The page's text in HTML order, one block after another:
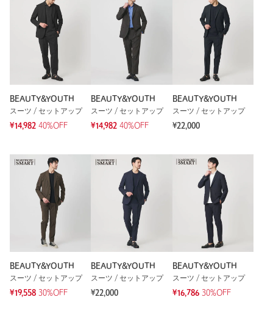
品名：byS LANATEC JKT/1P EASY 品番：12231040066
商品詳細
注文キャンセル 対象商品
裾上げ
対象商品
タイプ MEN
カテゴリー
ジャケット / スーツ / セット
|
スーツ / セットア
ップ
S M L XL
ジャケット； 表生地；POLYESTER100％ 裏生地；
POLYESTER100％ パンツ； POLYESTER100％
洗濯表示 手洗い可・ドライクリーニング 洗濯表示について
中国製
普段の着用サイズ：
21人が参考になったと回答
参考になった
※レビューは、個人の主観による感想・体感によるもので、商品の効果や性
能を保証するものではありません。
もっと見る
BEAUTY&YOUTH
スーツ / セットアップ
¥14,982 40%OFF
BEAUTY&YOUTH
スーツ / セットアップ
¥14,982 40%OFF
BEAUTY&YOUTH
スーツ / セットアップ
¥22,000
BEAUTY&YOUTH
スーツ / セットアップ
¥19,558 30%OFF
BEAUTY&YOUTH
スーツ / セットアップ
¥22,000
BEAUTY&YOUTH
スーツ / セットアップ
¥16,786 30%OFF